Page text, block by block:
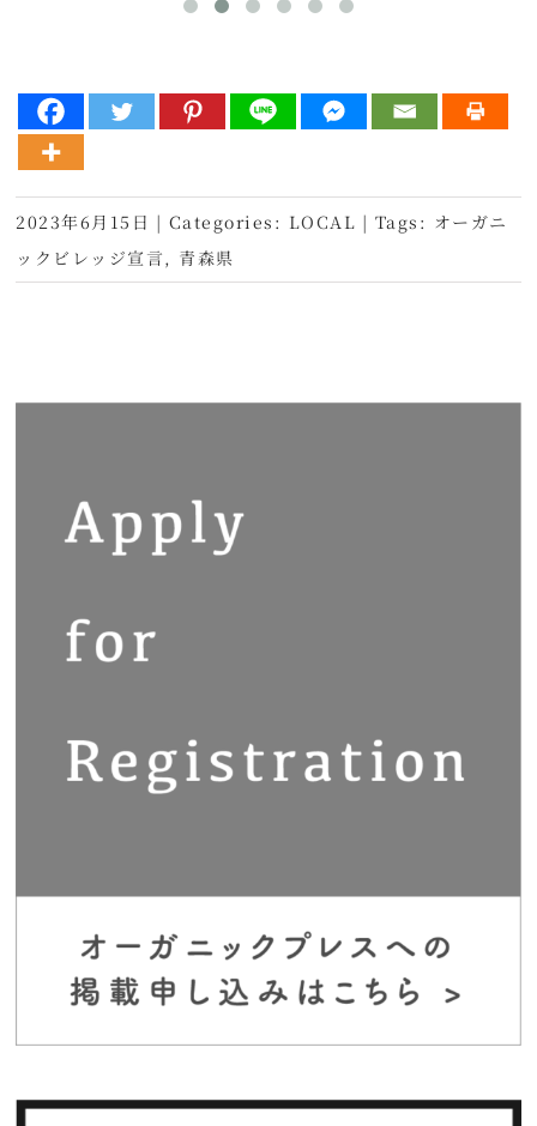
2023年6月15日 | Categories: LOCAL | Tags: オーガニ
ックビレッジ宣言 , 青森県